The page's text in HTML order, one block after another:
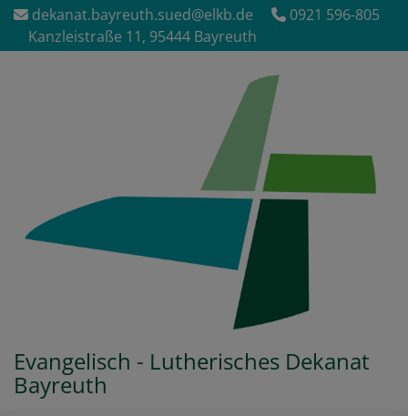
Direkt
zum
Inhalt
dekanat.bayreuth.sued@elkb.de
0921 596-805
Kanzleistraße 11, 95444 Bayreuth
Evangelisch - Lutherisches Dekanat
Bayreuth